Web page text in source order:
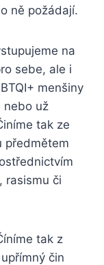
ně požádají.
na
sebe, ale i
menšiny
nebo už
tak ze
předmětem
rasismu či
tak z
čin